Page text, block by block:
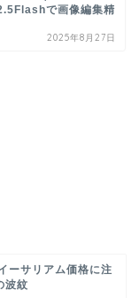
で画像編集精
2025年8月27日
ーサリアム価格に注
波紋